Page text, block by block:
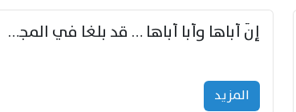
إنّ أباها وأبا أباها … قد بلغا في المجد غايتاها
المزید